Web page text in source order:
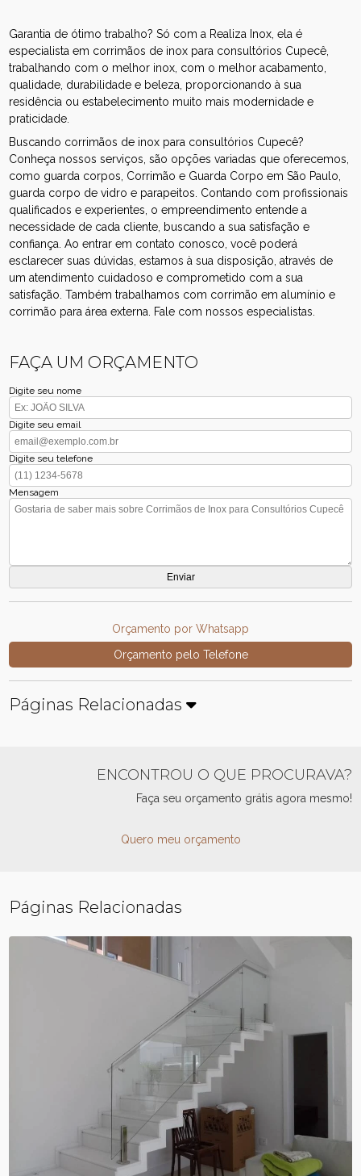
Garantia de ótimo trabalho? Só com a Realiza Inox, ela é
especialista em corrimãos de inox para consultórios Cupecê,
trabalhando com o melhor inox, com o melhor acabamento,
qualidade, durabilidade e beleza, proporcionando à sua
residência ou estabelecimento muito mais modernidade e
praticidade.
Buscando corrimãos de inox para consultórios Cupecê?
Conheça nossos serviços, são opções variadas que oferecemos,
como guarda corpos, Corrimão e Guarda Corpo em São Paulo,
guarda corpo de vidro e parapeitos. Contando com profissionais
qualificados e experientes, o empreendimento entende a
necessidade de cada cliente, buscando a sua satisfação e
confiança. Ao entrar em contato conosco, você poderá
esclarecer suas dúvidas, estamos à sua disposição, através de
um atendimento cuidadoso e comprometido com a sua
satisfação. Também trabalhamos com corrimão em alumínio e
corrimão para área externa. Fale com nossos especialistas.
FAÇA UM ORÇAMENTO
Digite seu nome
Digite seu email
Digite seu telefone
Mensagem
Orçamento por Whatsapp
Orçamento pelo Telefone
Páginas Relacionadas
ENCONTROU O QUE PROCURAVA?
Faça seu orçamento grátis agora mesmo!
Quero meu orçamento
Páginas Relacionadas